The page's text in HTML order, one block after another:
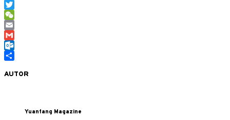
LinkedIn
Twitter
WeChat
Email
Gmail
Outlook.com
AUTOR
Yuanfang Magazine